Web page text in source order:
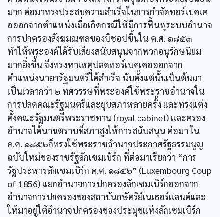
มาก ต่อมาทรงประสบความสำเร็จในการกำจัดทอร์เบคเค
อออกจากตำแหน่งเมื่อเกิดกรณีให้มีการฟื้นฟูระบบอำนาจ
การปกครองสังฆมณฑลของบิชอปขึ้นใน ค.ศ. ๑๘๕๓
ทำให้พระองค์ได้รับเสียงสนับสนุนจากพวกอนุรักษนิยม
มากยิ่งขึ้น จึงทรงหาเหตุปลดทอร์เบคเคอออกจาก
ตำแหน่งนายกรัฐมนตรีได้สำเร็จ นับตั้งแต่นั้นเป็นต้นมา
เป็นเวลากว่า ๒ ทศวรรษที่พระองค์ใช้พระราชอำนาจใน
การปลดคณะรัฐมนตรีและยุบสภาหลายครั้ง และทรงแต่ง
ตั้งคณะรัฐมนตรีพระราชทาน (royal cabinet) และครอง
อำนาจได้นานตราบที่สภาสูงให้การสนับสนุน ต่อมา ใน
ค.ศ. ๑๘๕๖ก็ทรงใช้พระราชอำนาจประกาศรัฐธรรมนูญ
ฉบับใหม่ของราชรัฐลักเซมเบิร์ก ที่ต่อมาเรียกว่า “การ
รัฐประหารลักเซมเบิร์ก ค.ศ. ๑๘๕๖” (Luxembourg Coup
of 1856) แยกอำนาจการปกครองลักเซมเบิร์กออกจาก
อำนาจการปกครองของสถาบันกษัตริย์เนเธอร์แลนด์และ
ให้มาอยู่ใต้อำนาจปกครองของประมุขแห่งลักเซมเบิร์ก